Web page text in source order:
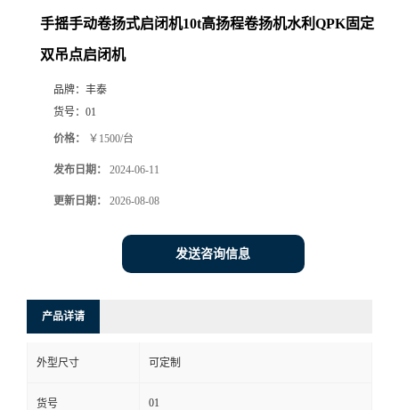
手摇手动卷扬式启闭机10t高扬程卷扬机水利QPK固定
双吊点启闭机
品牌： 丰泰
货号： 01
价格： ￥1500/台
发布日期： 2024-06-11
更新日期： 2026-08-08
发送咨询信息
产品详请
外型尺寸 可定制
货号 01